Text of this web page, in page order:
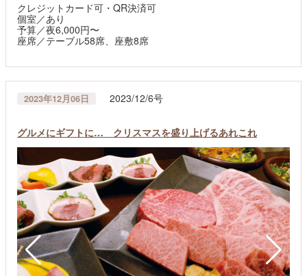
クレジットカード可・QR決済可
個室／あり
予算／夜6,000円〜
座席／テーブル58席、座敷8席
2023年12月06日 2023/12/6号
グルメにギフトに… クリスマスを盛り上げるあれこれ